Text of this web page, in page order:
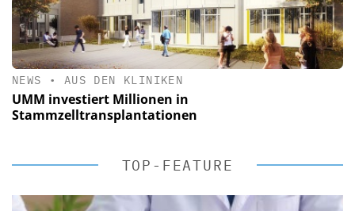
NEWS • AUS DEN KLINIKEN
UMM investiert Millionen in
Stammzelltransplantationen
TOP-FEATURE